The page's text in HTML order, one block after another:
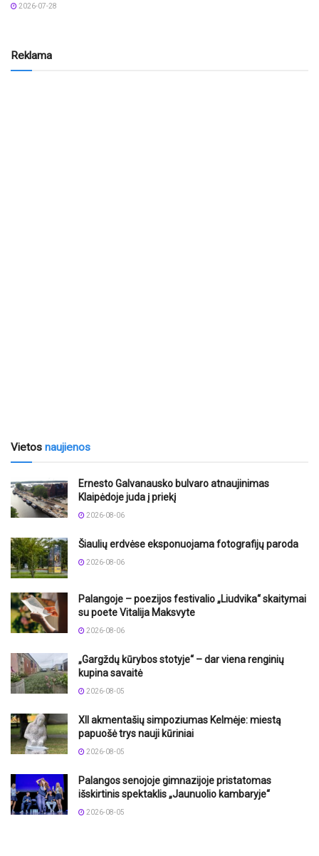
2026-07-28
Reklama
Vietos naujienos
Ernesto Galvanausko bulvaro atnaujinimas
Klaipėdoje juda į priekį
2026-08-06
Šiaulių erdvėse eksponuojama fotografijų paroda
2026-08-06
Palangoje – poezijos festivalio „Liudvika“ skaitymai
su poete Vitalija Maksvyte
2026-08-06
„Gargždų kūrybos stotyje“ – dar viena renginių
kupina savaitė
2026-08-05
XII akmentašių simpoziumas Kelmėje: miestą
papuošė trys nauji kūriniai
2026-08-05
Palangos senojoje gimnazijoje pristatomas
išskirtinis spektaklis „Jaunuolio kambaryje“
2026-08-05